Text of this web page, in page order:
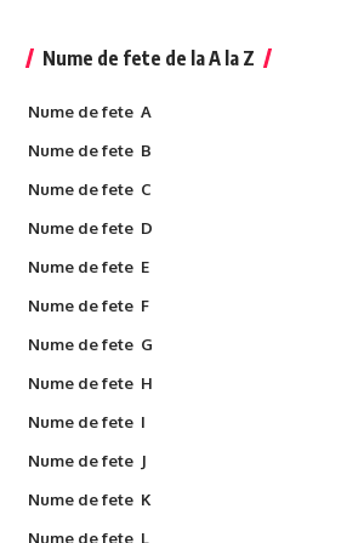
Nume de fete de la A la Z
Nume de fete A
Nume de fete B
Nume de fete C
Nume de fete D
Nume de fete E
Nume de fete F
Nume de fete G
Nume de fete H
Nume de fete I
Nume de fete J
Nume de fete K
Nume de fete L